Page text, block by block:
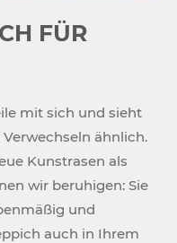
FÜR
mit sich und sieht
ähnlich.
Kunstrasen als
wir beruhigen: Sie
und
auch in Ihrem